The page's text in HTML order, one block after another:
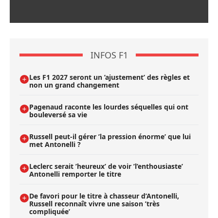
INFOS F1
Les F1 2027 seront un ’ajustement’ des règles et
non un grand changement
Pagenaud raconte les lourdes séquelles qui ont
bouleversé sa vie
Russell peut-il gérer ’la pression énorme’ que lui
met Antonelli ?
Leclerc serait ’heureux’ de voir ’l’enthousiaste’
Antonelli remporter le titre
De favori pour le titre à chasseur d’Antonelli,
Russell reconnaît vivre une saison ’très
compliquée’